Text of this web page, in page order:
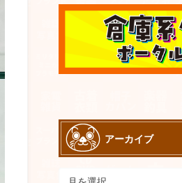
アーカイブ